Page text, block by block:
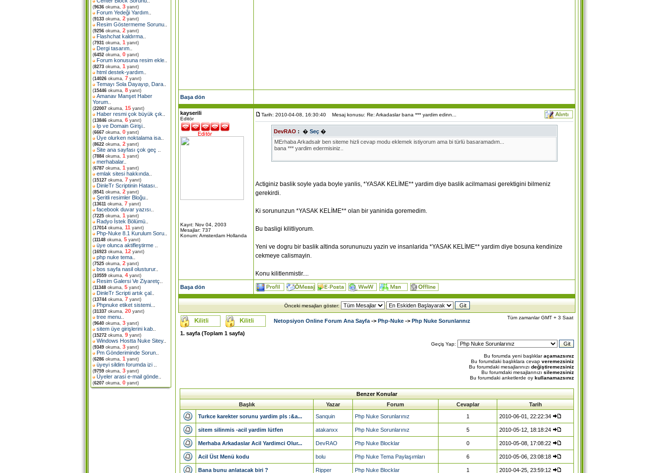
(9636 okuma, 3 yanıt)
Forum Yedeği Yardım
(9133 okuma, 2 yanıt)
Resim Göstermeme Sorunu
(9256 okuma, 2 yanıt)
Flashchat kaldırma
(7931 okuma, 1 yanıt)
Dergi tasarım
(6452 okuma, 0 yanıt)
Forum konusuna resim ekle
(8273 okuma, 1 yanıt)
html destek-yardım
(14026 okuma, 7 yanıt)
Temayı Sola Dayayıp, Dara
(15446 okuma, 8 yanıt)
Amanav Manşet Haber
Yorum
(22007 okuma, 15 yanıt)
Haber resmi çok büyük çık
(13846 okuma, 6 yanıt)
Ip ve Domain Girişi
(6667 okuma, 0 yanıt)
Üye olurken noktalama isa
(8622 okuma, 2 yanıt)
Site ana sayfası çok geç
(7884 okuma, 1 yanıt)
merhabalar..
(6787 okuma, 1 yanıt)
emlak sitesi hakkında
(15127 okuma, 7 yanıt)
DinleTr Scriptinin Hatası
(8541 okuma, 2 yanıt)
Şeritli resimler Bloğu
(13611 okuma, 7 yanıt)
facebook duvar yazısı
(7225 okuma, 1 yanıt)
Radyo İstek Bölümü
(17014 okuma, 11 yanıt)
Php-Nuke 8.1 Kurulum Soru
(11148 okuma, 5 yanıt)
üye olunca aktifleştirme
(16923 okuma, 12 yanıt)
php nuke tema
(7525 okuma, 2 yanıt)
bos sayfa nasil olusturur..
(10559 okuma, 4 yanıt)
Resim Galersi Ve Ziyaretç
(11348 okuma, 5 yanıt)
DinleTr Scripti artık çal
(13744 okuma, 7 yanıt)
Phpnuke etiket sistemi.
(31337 okuma, 20 yanıt)
tree menu
(9640 okuma, 3 yanıt)
sitem üye girişlerini kab
(15272 okuma, 9 yanıt)
Windows Hostta Nuke Sitey..
(9349 okuma, 3 yanıt)
Pm Gönderiminde Sorun
(6286 okuma, 1 yanıt)
üyeyi sildim forumda izi
(9759 okuma, 3 yanıt)
Üyeler arasi e-mail gönde
(6207 okuma, 0 yanıt)
Başa dön
kayserili
Editör
Kayıt: Nov 04, 2003
Mesajlar: 737
Konum: Amsterdam Hollanda
Tarih: 2010-04-08, 16:30:40 Mesaj konusu: Re: Arkadaslar bana *** yardim edinn...
DevRAO : � Seç �
MErhaba Arkadsalr ben siteme hizli cevap modu eklemek istiyorum ama bi türlü basaramadım...
bana *** yardim edermisiniz..
Actiginiz baslik soyle yada boyle yanlis, *YASAK KELİME** yardim diye baslik acilmamasi gerektigini bilmeniz
gerekirdi.
Ki sorununzun *YASAK KELİME** olan bir yaninida goremedim.
Bu basligi kilitliyorum.
Yeni ve dogru bir baslik altinda sorununuzu yazin ve insanlarida *YASAK KELİME** yardim diye bosuna kendinize
cekmeye calismayin.
Konu kilitlenmistir....
Başa dön
Önceki mesajları göster:
Netopsiyon Online Forum Ana Sayfa -> Php-Nuke -> Php Nuke Sorunlarınız
Tüm zamanlar GMT + 3 Saat
1. sayfa (Toplam 1 sayfa)
Geçiş Yap:
Bu forumda yeni başlıklaraçamazsınız
Bu forumdaki başlıklara cevap veremezsiniz
Bu forumdaki mesajlarınızı değiştiremezsiniz
Bu forumdaki mesajlarınızı silemezsiniz
Bu forumdaki anketlerde oy kullanamazsınız
Benzer Konular
Başlık
Yazar Forum Cevaplar
Tarih
Turkce karekter sorunu yardim pls :&a...
Sanquin Php Nuke Sorunlarınız 1 2010-06-01, 22:22:34
sitem silinmis -acil yardim lütfen atakanxx Php Nuke Sorunlarınız 5 2010-05-12, 18:18:24
Merhaba Arkadaslar Acil Yardimci Olur... DevRAO Php Nuke Blocklar 0 2010-05-08, 17:08:22
Acil Üst Menü kodu bolu Php Nuke Tema Paylaşımları 6 2010-05-06, 23:08:18
Bana bunu anlatacak biri ? Ripper Php Nuke Blocklar 1 2010-04-25, 23:59:12